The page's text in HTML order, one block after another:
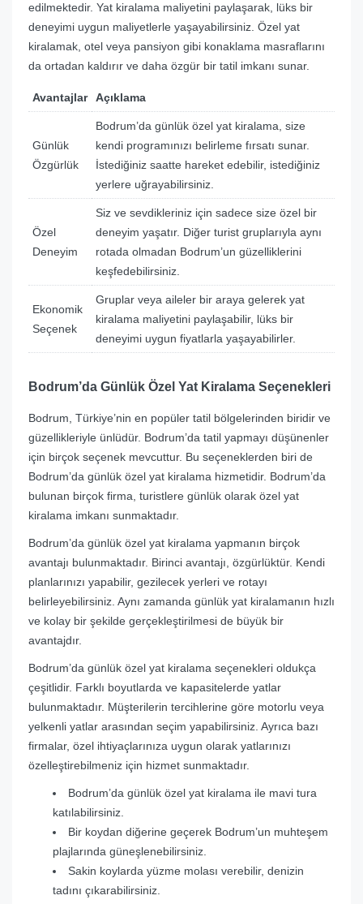
edilmektedir. Yat kiralama maliyetini paylaşarak, lüks bir
deneyimi uygun maliyetlerle yaşayabilirsiniz. Özel yat
kiralamak, otel veya pansiyon gibi konaklama masraflarını
da ortadan kaldırır ve daha özgür bir tatil imkanı sunar.
Avantajlar Açıklama
Günlük
Özgürlük
Bodrum’da günlük özel yat kiralama, size
kendi programınızı belirleme fırsatı sunar.
İstediğiniz saatte hareket edebilir, istediğiniz
yerlere uğrayabilirsiniz.
Özel
Deneyim
Siz ve sevdikleriniz için sadece size özel bir
deneyim yaşatır. Diğer turist gruplarıyla aynı
rotada olmadan Bodrum’un güzelliklerini
keşfedebilirsiniz.
Ekonomik
Seçenek
Gruplar veya aileler bir araya gelerek yat
kiralama maliyetini paylaşabilir, lüks bir
deneyimi uygun fiyatlarla yaşayabilirler.
Bodrum’da Günlük Özel Yat Kiralama Seçenekleri
Bodrum, Türkiye’nin en popüler tatil bölgelerinden biridir ve
güzellikleriyle ünlüdür. Bodrum’da tatil yapmayı düşünenler
için birçok seçenek mevcuttur. Bu seçeneklerden biri de
Bodrum’da günlük özel yat kiralama hizmetidir. Bodrum’da
bulunan birçok firma, turistlere günlük olarak özel yat
kiralama imkanı sunmaktadır.
Bodrum’da günlük özel yat kiralama yapmanın birçok
avantajı bulunmaktadır. Birinci avantajı, özgürlüktür. Kendi
planlarınızı yapabilir, gezilecek yerleri ve rotayı
belirleyebilirsiniz. Aynı zamanda günlük yat kiralamanın hızlı
ve kolay bir şekilde gerçekleştirilmesi de büyük bir
avantajdır.
Bodrum’da günlük özel yat kiralama seçenekleri oldukça
çeşitlidir. Farklı boyutlarda ve kapasitelerde yatlar
bulunmaktadır. Müşterilerin tercihlerine göre motorlu veya
yelkenli yatlar arasından seçim yapabilirsiniz. Ayrıca bazı
firmalar, özel ihtiyaçlarınıza uygun olarak yatlarınızı
özelleştirebilmeniz için hizmet sunmaktadır.
Bodrum’da günlük özel yat kiralama ile mavi tura
katılabilirsiniz.
Bir koydan diğerine geçerek Bodrum’un muhteşem
plajlarında güneşlenebilirsiniz.
Sakin koylarda yüzme molası verebilir, denizin
tadını çıkarabilirsiniz.